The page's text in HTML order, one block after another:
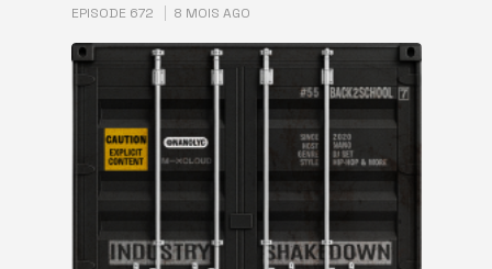
EPISODE 672 8 MOIS AGO